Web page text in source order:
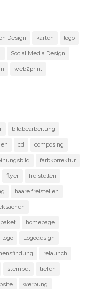
Design karten logo
Social Media Design
web2print
bildbearbeitung
cd composing
farbkorrektur
flyer freistellen
haare freistellen
homepage
logo Logodesign
relaunch
stempel tiefen
werbung